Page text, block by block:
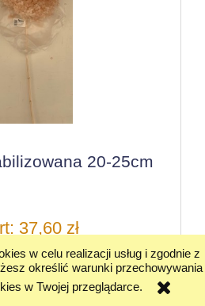
w celu realizacji usług i zgodnie z
określić warunki przechowywania
w Twojej przeglądarce.
20-25cm
37,60 zł
56,40 zł